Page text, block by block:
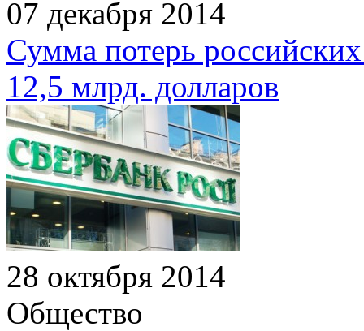
07 декабря 2014
Сумма потерь
12,5 млрд. долларов
28 октября 2014
Общество